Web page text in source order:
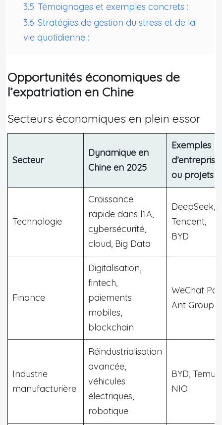
3.5 Témoignages et exemples concrets :
3.6 Stratégies de gestion du stress et de la
vie quotidienne :
Opportunités économiques de
l’expatriation en Chine
Secteurs économiques en plein essor
Secteur
Dynamique en
Chine en 2025
Exemples
ou projets
Technologie
Croissance
rapide dans l’IA,
cybersécurité,
cloud, Big Data
DeepSeek,
Tencent,
BYD
Finance
Digitalisation,
fintech,
paiements
mobiles,
blockchain
WeChat
Ant Group
Industrie
manufacturière
Réindustrialisation
avancée,
véhicules
électriques,
robotique
BYD, Temu,
NIO